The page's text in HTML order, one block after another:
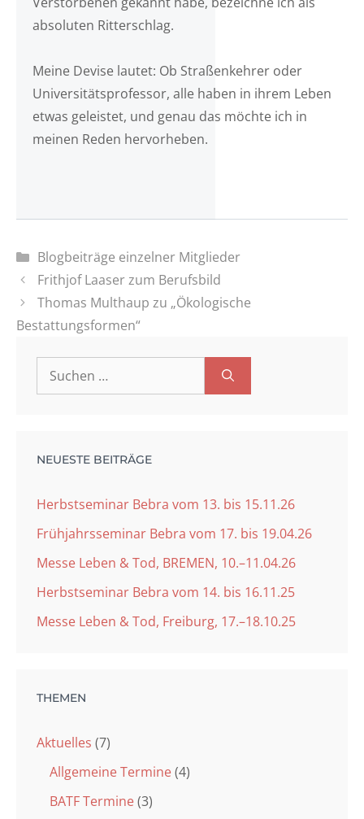
absoluten Ritterschlag.
Meine Devise lautet: Ob Straßenkehrer oder
Universitätsprofessor, alle haben in ihrem Leben
etwas geleistet, und genau das möchte ich in
meinen Reden hervorheben.
Kategorien
Blogbeiträge einzelner Mitglieder
Frithjof Laaser zum Berufsbild
Thomas Multhaup zu „Ökologische
Bestattungsformen“
Suchen
nach:
NEUESTE BEITRÄGE
Herbstseminar Bebra vom 13. bis 15.11.26
Frühjahrsseminar Bebra vom 17. bis 19.04.26
Messe Leben & Tod, BREMEN, 10.–11.04.26
Herbstseminar Bebra vom 14. bis 16.11.25
Messe Leben & Tod, Freiburg, 17.–18.10.25
THEMEN
Aktuelles (7)
Allgemeine Termine(4)
BATF Termine(3)